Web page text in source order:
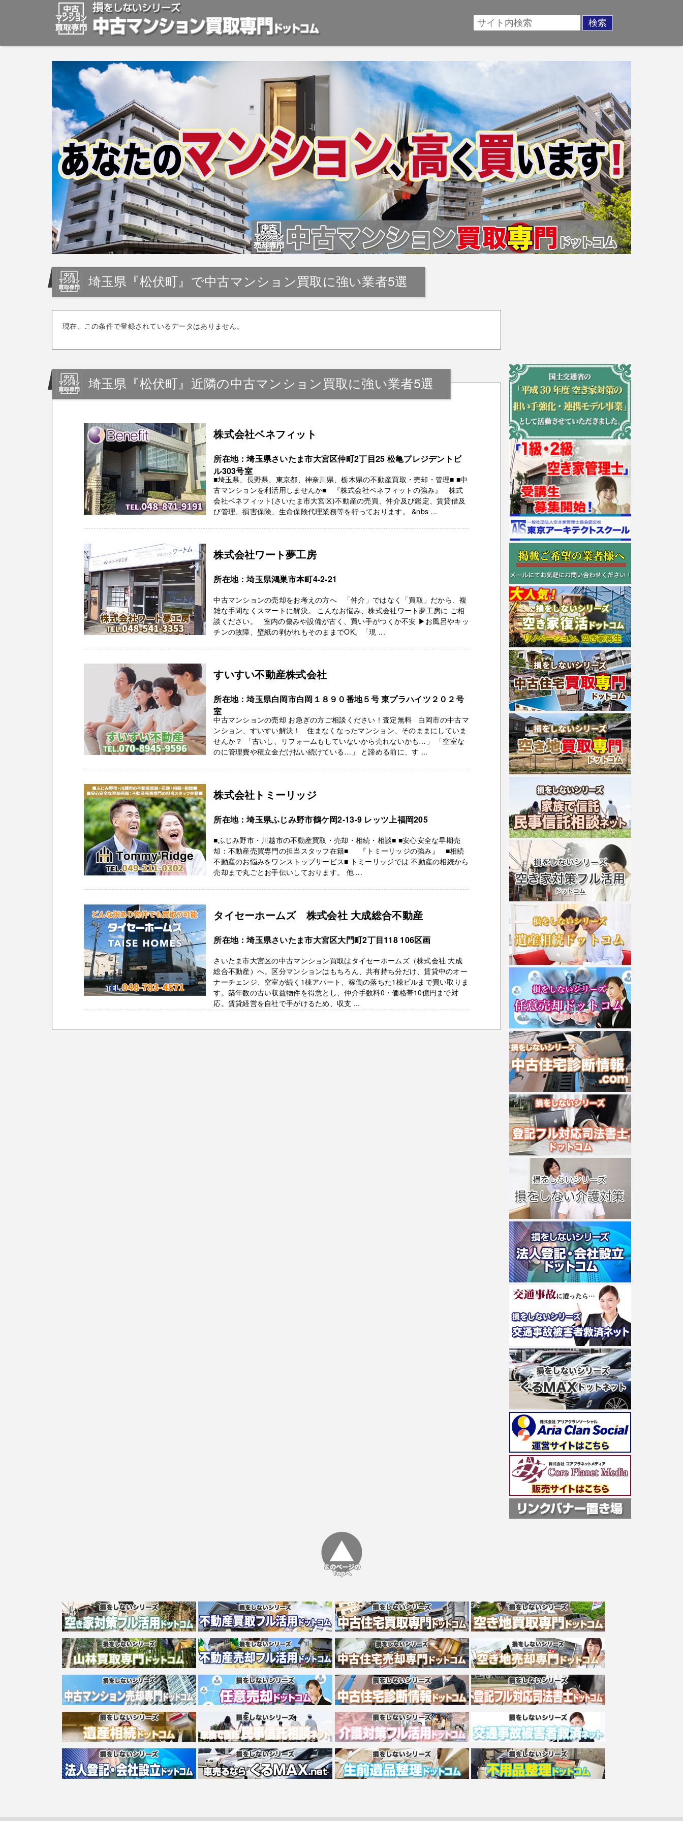
埼玉県『松伏町』で中古マンション買取に強い業者5選
現在、この条件で登録されているデータはありません。
埼玉県『松伏町』近隣の中古マンション買取に強い業者5選
株式会社ベネフィット
所在地：埼玉県さいたま市大宮区仲町2丁目25 松亀プレジデントビ
ル303号室
■埼玉県、長野県、東京都、神奈川県、栃木県の不動産買取・売却・管理■ ■中
古マンションを利活用しませんか■ 『株式会社ベネフィットの強み』 株式
会社ベネフィット(さいたま市大宮区)不動産の売買、仲介及び鑑定、賃貸借及
び管理、損害保険、生命保険代理業務等を行っております。 &nbs ...
株式会社ワート夢工房
所在地：埼玉県鴻巣市本町4-2-21
中古マンションの売却をお考えの方へ 「仲介」ではなく「買取」だから、複
雑な手間なくスマートに解決。 こんなお悩み、株式会社ワート夢工房に ご相
談ください。 室内の傷みや設備が古く、買い手がつくか不安 ▶お風呂やキッ
チンの故障、壁紙の剥がれもそのままでOK。「現 ...
すいすい不動産株式会社
所在地：埼玉県白岡市白岡１８９０番地５号 東プラハイツ２０２号
室
中古マンションの売却 お急ぎの方ご相談ください！査定無料 白岡市の中古マ
ンション、すいすい解決！ 住まなくなったマンション、そのままにしていま
せんか？ 「古いし、リフォームもしていないから売れないかも…」 「空室な
のに管理費や積立金だけ払い続けている…」 と諦める前に、す ...
株式会社トミーリッジ
所在地：埼玉県ふじみ野市鶴ケ岡2-13-9 レッツ上福岡205
■ふじみ野市・川越市の不動産買取・売却・相続・相談■ ■安心安全な早期売
却：不動産売買専門の担当スタッフ在籍■ 『トミーリッジの強み』 ■相続
不動産のお悩みをワンストップサービス■ トミーリッジでは 不動産の相続から
売却まで丸ごとお手伝いしております。 他 ...
タイセーホームズ 株式会社 大成総合不動産
所在地：埼玉県さいたま市大宮区大門町2丁目118 106区画
さいたま市大宮区の中古マンション買取はタイセーホームズ（株式会社 大成
総合不動産）へ。区分マンションはもちろん、共有持ち分だけ、賃貸中のオー
ナーチェンジ、空室が続く1棟アパート、稼働の落ちた1棟ビルまで買い取りま
す。築年数の古い収益物件を得意とし、仲介手数料0・価格帯10億円まで対
応。賃貸経営を自社で手がけるため、収支 ...